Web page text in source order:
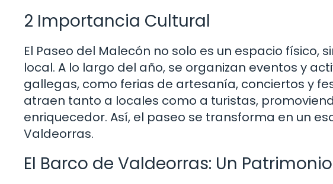
2 Importancia Cultural
El Paseo del Malecón no solo es un espacio físico,
local. A lo largo del año, se organizan eventos y
gallegas, como ferias de artesanía, conciertos y
atraen tanto a locales como a turistas,
enriquecedor. Así, el paseo se transforma en un
Valdeorras.
El Barco de Valdeorras: Un